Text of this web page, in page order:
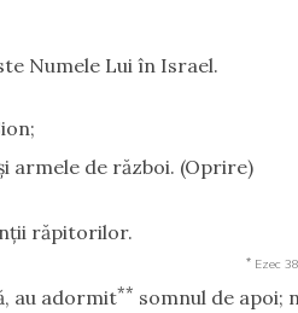
Numele Lui în Israel.
armele de război. (Oprire)
răpitorilor.
* Ezec
au adormit** somnul de apoi;